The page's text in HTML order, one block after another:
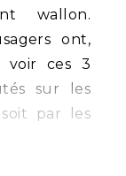
wallon.
ont,
voir ces 3
sur les
soit par les